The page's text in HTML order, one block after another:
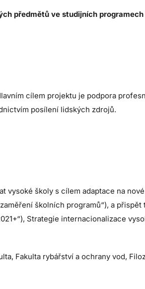
předmětů ve studijních programech
cílem projektu je podpora
posílení lidských zdrojů.
vysoké školy s cílem adaptace na
školních programů“), a
Strategie internacionalizace
Fakulta rybářství a ochrany vod,